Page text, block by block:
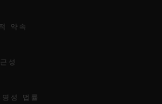
약속
성
성 법률